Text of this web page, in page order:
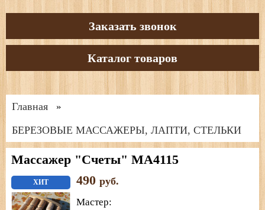
Заказать звонок
Каталог товаров
Главная »
БЕРЕЗОВЫЕ МАССАЖЕРЫ, ЛАПТИ, СТЕЛЬКИ
Массажер "Счеты" МА4115
ХИТ 490 руб.
Мастер: